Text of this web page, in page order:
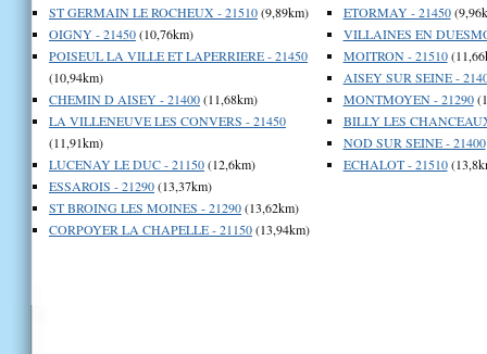
ST GERMAIN LE ROCHEUX - 21510(9,89km)
OIGNY - 21450(10,76km)
POISEUL LA VILLE ET LAPERRIERE - 21450
(10,94km)
CHEMIN D AISEY - 21400(11,68km)
LA VILLENEUVE LES CONVERS - 21450
(11,91km)
LUCENAY LE DUC - 21150(12,6km)
ESSAROIS - 21290(13,37km)
ST BROING LES MOINES - 21290(13,62km)
CORPOYER LA CHAPELLE - 21150(13,94km)
ETORMAY - 21450
VILLAINES EN
MOITRON - 21510
AISEY SUR SEINE -
MONTMOYEN - 21290
BILLY LES
NOD SUR SEINE - 21400
ECHALOT - 21510